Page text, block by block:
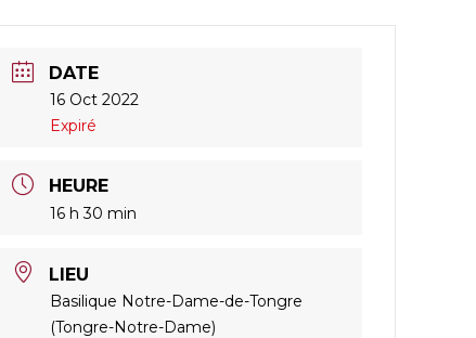
DATE
16 Oct 2022
Expiré
HEURE
16 h 30 min
LIEU
Basilique Notre-Dame-de-Tongre
(Tongre-Notre-Dame)